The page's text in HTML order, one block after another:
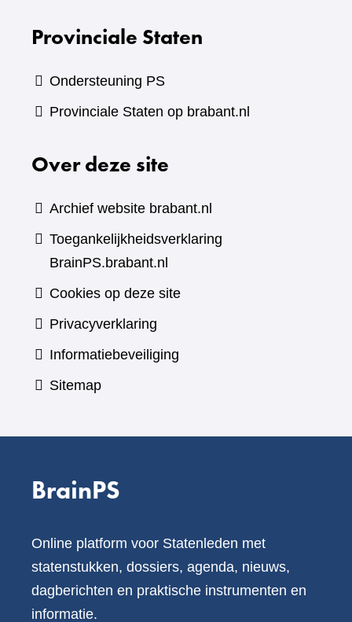
Provinciale Staten
Ondersteuning PS
Provinciale Staten op brabant.nl
Over deze site
Archief website brabant.nl
Toegankelijkheidsverklaring
BrainPS.brabant.nl
Cookies op deze site
Privacyverklaring
Informatiebeveiliging
Sitemap
BrainPS
Online platform voor Statenleden met
statenstukken, dossiers, agenda, nieuws,
dagberichten en praktische instrumenten en
informatie.